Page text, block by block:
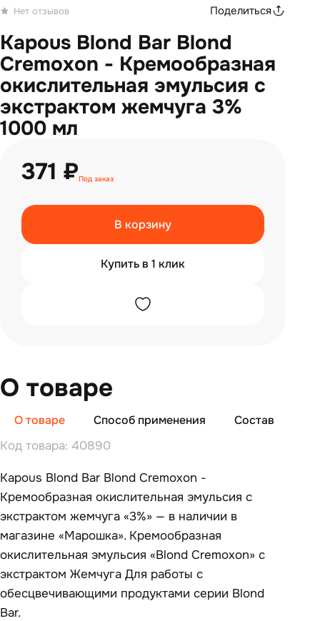
Нет отзывов Поделиться
Kapous Blond Bar Blond
Cremoxon - Кремообразная
окислительная эмульсия с
экстрактом жемчуга 3%
1000 мл
371 ₽Под заказ
В корзину
Купить в 1 клик
О товаре
О товаре Способ применения Состав
Код товара: 40890
Kapous Blond Bar Blond Cremoxon -
Кремообразная окислительная эмульсия с
экстрактом жемчуга «3%» — в наличии в
магазине «Марошка». Кремообразная
окислительная эмульсия «Blond Cremoxon» с
экстрактом Жемчуга Для работы с
обесцвечивающими продуктами серии Blond
Bar.